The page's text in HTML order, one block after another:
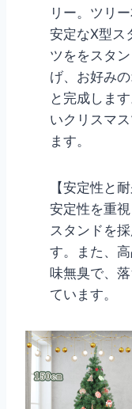
リー。ツリ
安定なX型ス
ツををスタ
げ、お好み
と完成しま
いクリスマ
ます。
【安定性と
安定性を重
スタンドを
す。また、
味無臭で、
ています。